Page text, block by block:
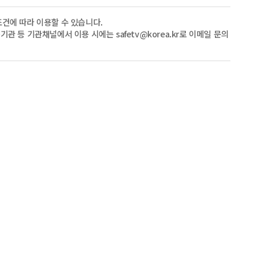
건에 따라 이용할 수 있습니다.
관 등 기관채널에서 이용 시에는 safetv@korea.kr로 이메일 문의